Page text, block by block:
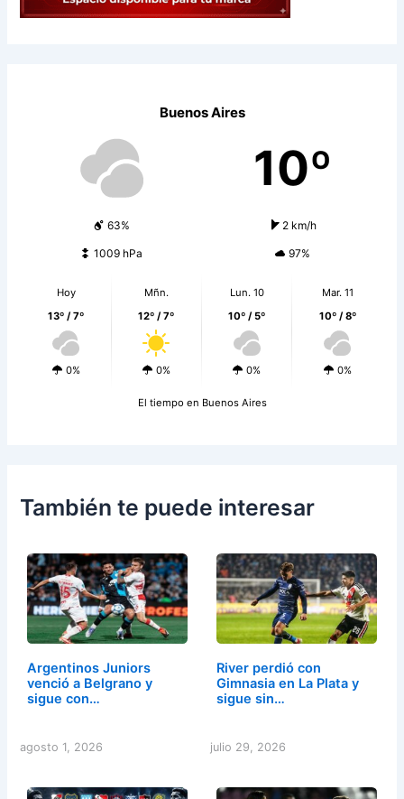
Buenos Aires
10º
63% 2 km/h
1009 hPa 97%
Hoy
13º / 7º
0%
Mñn.
12º / 7º
0%
Lun. 10
10º / 5º
0%
Mar. 11
10º / 8º
0%
El tiempo en Buenos Aires
También te puede interesar
Argentinos Juniors
venció a Belgrano y
sigue con…
agosto 1, 2026
River perdió con
Gimnasia en La Plata y
sigue sin…
julio 29, 2026